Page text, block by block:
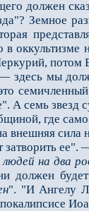
должен
Земное
оккультизме
потом
мы
семичленный
семь звезд
где
внешняя
людей на два
должен
". "И Ангелу